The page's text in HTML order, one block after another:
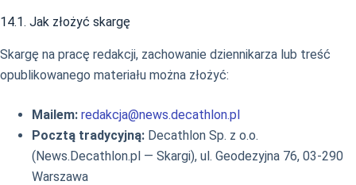
14.1. Jak złożyć skargę
Skargę na pracę redakcji, zachowanie dziennikarza lub treść
opublikowanego materiału można złożyć:
Mailem: redakcja@news.decathlon.pl
Pocztą tradycyjną: Decathlon Sp. z o.o.
(News.Decathlon.pl — Skargi), ul. Geodezyjna 76, 03-290
Warszawa